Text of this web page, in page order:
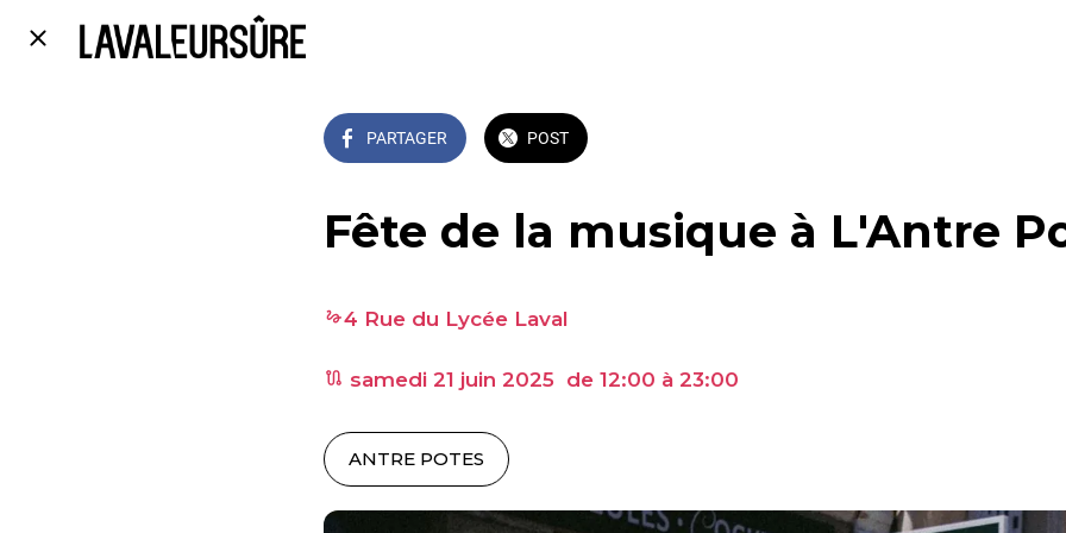
PARTAGER POST
Fête de la musique à L'Antre
4 Rue du Lycée Laval
samedi 21 juin 2025  de 12:00 à 23:00
ANTRE POTES